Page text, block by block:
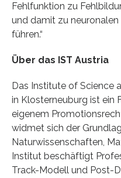
Fehlfunktion zu
und damit zu
führen.“
Über das IST Austria
Das Institute of Science
in Klosterneuburg ist ein
eigenem
widmet sich der
Naturwissenschaften,
Institut beschäftigt
Track-Modell und Post-